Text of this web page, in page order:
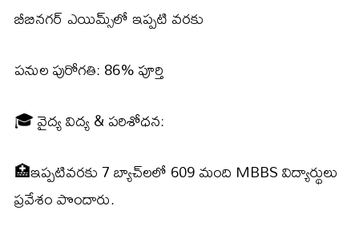
బీబినగర్ ఎయిమ్స్‌లో ఇప్పటి వరకు
పనుల పురోగతి: 86% పూర్తి
🎓 వైద్య విద్య & పరిశోధన:
🏥ఇప్పటివరకు 7 బ్యాచ్‌లలో 609 మంది MBBS విద్యార్థులు
ప్రవేశం పొందారు.